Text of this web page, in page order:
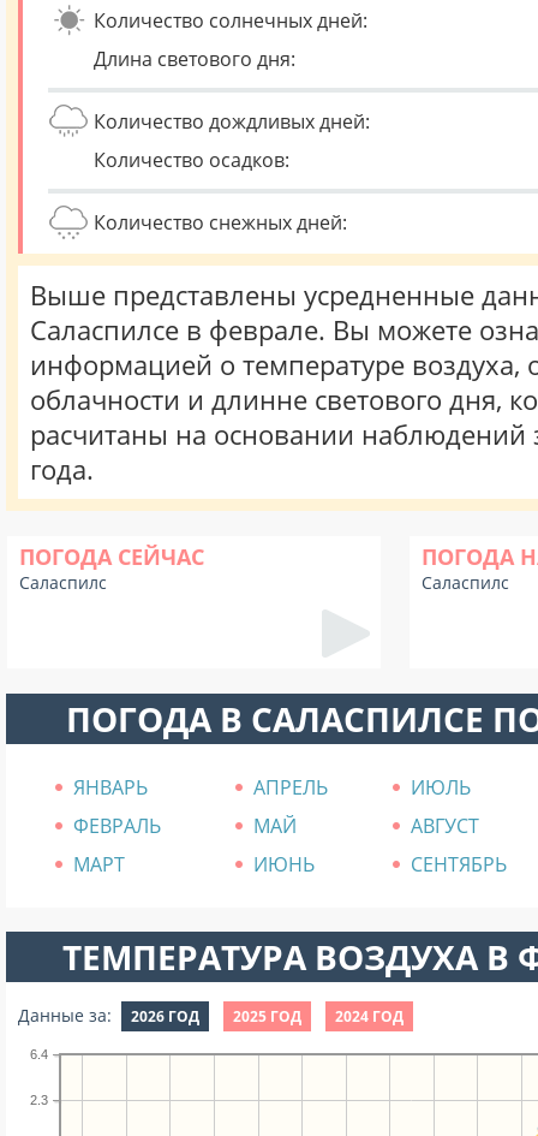
Количество солнечных дней:
Длина светового дня:
Количество дождливых дней:
Количество осадков:
Количество снежных дней:
Выше представлены усредненные
Саласпилсе в феврале. Вы можете
информацией о температуре воздуха,
облачности и длинне светового дня,
расчитаны на основании наблюдений
года.
ПОГОДА СЕЙЧАС
Саласпилс
ПОГОДА
Саласпилс
ПОГОДА В САЛАСПИЛСЕ
ЯНВАРЬ АПРЕЛЬ
ИЮЛЬ
ФЕВРАЛЬ
МАЙ
АВГУСТ
МАРТ
ИЮНЬ СЕНТЯБРЬ
ТЕМПЕРАТУРА ВОЗДУХА В
Данные за: 2026 ГОД 2025 ГОД 2024 ГОД
2.3
6.4